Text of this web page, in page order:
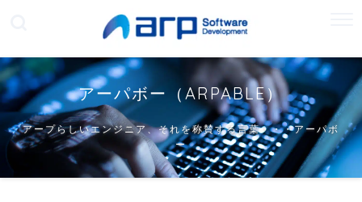
アーパボー（ARPABLE）
アープらしいエンジニア、それを称賛する言葉・・・アーパボ
ー